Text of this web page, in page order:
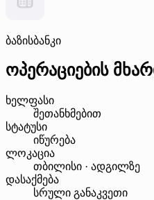
ბაზისბანკი
ოპერაციების
ხელფასი
შეთანხმებით
სტატუსი
იწურება
ლოკაცია
თბილისი · ადგილზე
დასაქმება
სრული განაკვეთი